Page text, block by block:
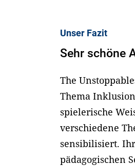
Unser Fazit
Sehr schöne
The
Thema
spielerische
verschiedene
sensibilisiert.
pädagogischen